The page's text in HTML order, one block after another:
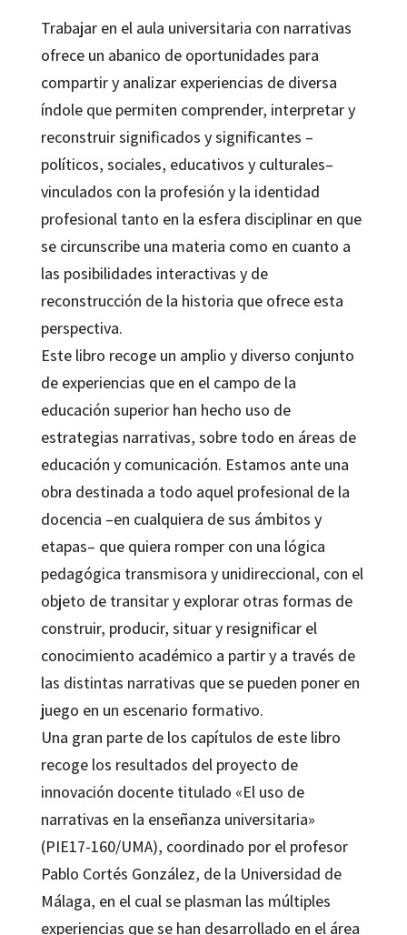
Trabajar en el aula universitaria con narrativas
ofrece un abanico de oportunidades para
compartir y analizar experiencias de diversa
índole que permiten comprender, interpretar y
reconstruir significados y significantes –
políticos, sociales, educativos y culturales–
vinculados con la profesión y la identidad
profesional tanto en la esfera disciplinar en que
se circunscribe una materia como en cuanto a
las posibilidades interactivas y de
reconstrucción de la historia que ofrece esta
perspectiva.
Este libro recoge un amplio y diverso conjunto
de experiencias que en el campo de la
educación superior han hecho uso de
estrategias narrativas, sobre todo en áreas de
educación y comunicación. Estamos ante una
obra destinada a todo aquel profesional de la
docencia –en cualquiera de sus ámbitos y
etapas– que quiera romper con una lógica
pedagógica transmisora y unidireccional, con el
objeto de transitar y explorar otras formas de
construir, producir, situar y resignificar el
conocimiento académico a partir y a través de
las distintas narrativas que se pueden poner en
juego en un escenario formativo.
Una gran parte de los capítulos de este libro
recoge los resultados del proyecto de
innovación docente titulado «El uso de
narrativas en la enseñanza universitaria»
(PIE17-160/UMA), coordinado por el profesor
Pablo Cortés González, de la Universidad de
Málaga, en el cual se plasman las múltiples
experiencias que se han desarrollado en el área